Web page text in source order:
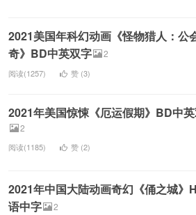
2021美国年科幻动画《怪物猎人：公
奇》BD中英双字
2
阅读(1257) 赞 (3)
2021年美国惊悚《厄运假期》BD中
2
阅读(1185) 赞 (2)
2021年中国大陆动画奇幻《俑之城》
语中字
2